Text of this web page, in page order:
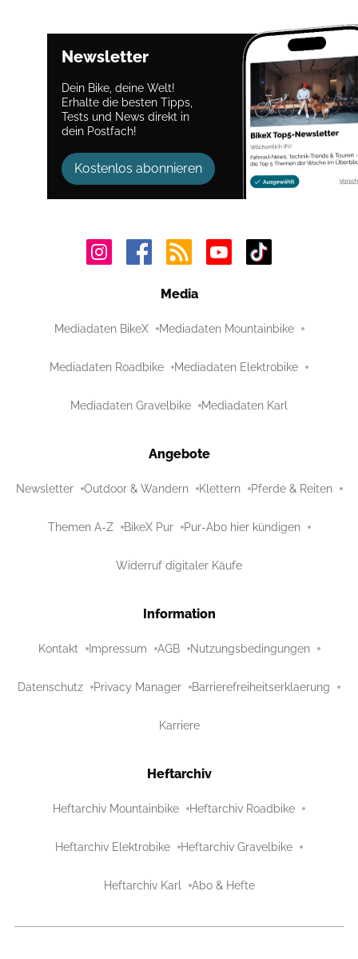
Newsletter
Dein Bike, deine Welt!
Erhalte die besten Tipps,
Tests und News direkt in
dein Postfach!
Kostenlos abonnieren
Media
Mediadaten BikeX Mediadaten Mountainbike
Mediadaten Roadbike Mediadaten Elektrobike
Mediadaten Gravelbike Mediadaten Karl
Angebote
Newsletter Outdoor & Wandern Klettern Pferde & Reiten
Themen A-Z BikeX Pur Pur-Abo hier kündigen
Widerruf digitaler Käufe
Information
Kontakt Impressum AGB Nutzungsbedingungen
Datenschutz Privacy Manager Barrierefreiheitserklaerung
Karriere
Heftarchiv
Heftarchiv Mountainbike Heftarchiv Roadbike
Heftarchiv Elektrobike Heftarchiv Gravelbike
Heftarchiv Karl Abo & Hefte